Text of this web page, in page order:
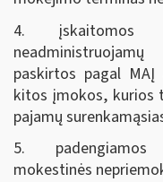
4. įskaitomos
paskirtos pagal
kitos įmokos, kurios
pajamų
5. padengiamos
mokestinės